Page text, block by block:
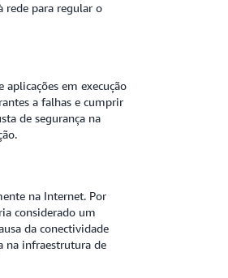
rede para regular o
aplicações em execução
a falhas e cumprir
de segurança na
na Internet. Por
considerado um
da conectividade
na infraestrutura de